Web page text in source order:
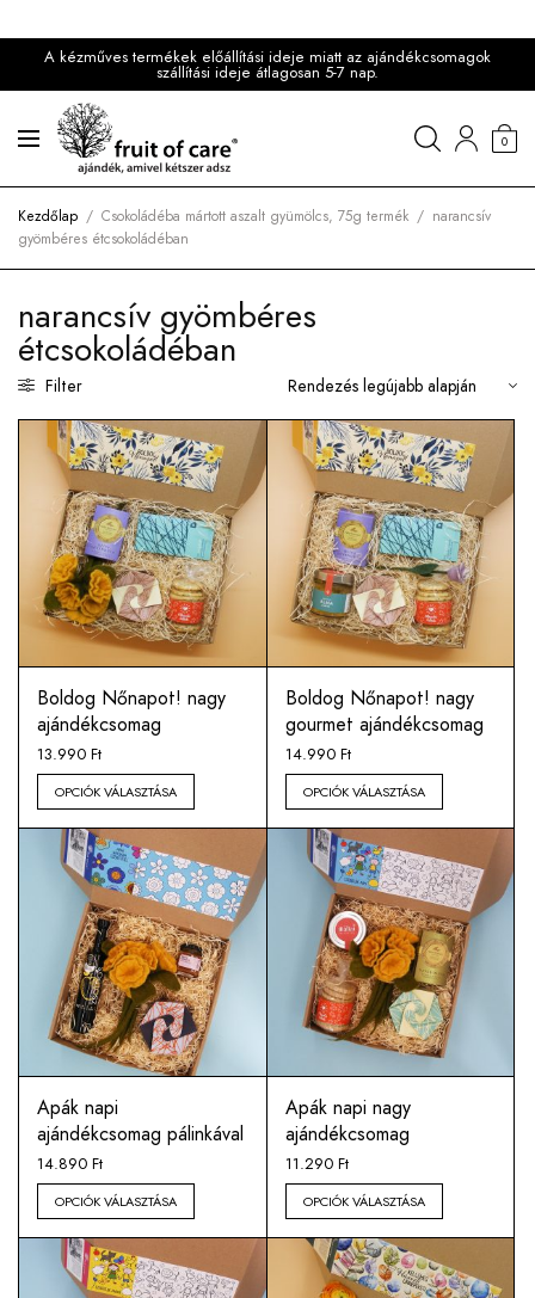
A kézműves termékek előállítási ideje miatt az ajándékcsomagok
szállítási ideje átlagosan 5-7 nap.
0
Kezdőlap / Csokoládéba mártott aszalt gyümölcs, 75g termék / narancsív
gyömbéres étcsokoládéban
narancsív gyömbéres
étcsokoládéban
Filter
Boldog Nőnapot! nagy
ajándékcsomag
13.990 Ft
OPCIÓK VÁLASZTÁSA
Boldog Nőnapot! nagy
gourmet ajándékcsomag
14.990 Ft
OPCIÓK VÁLASZTÁSA
Apák napi
ajándékcsomag pálinkával
14.890 Ft
OPCIÓK VÁLASZTÁSA
Apák napi nagy
ajándékcsomag
11.290 Ft
OPCIÓK VÁLASZTÁSA